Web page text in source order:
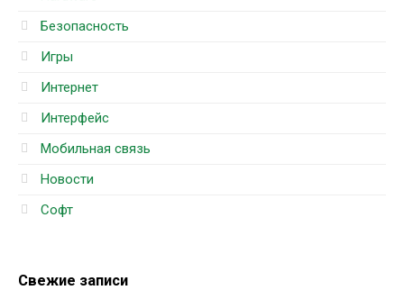
Безопасность
Игры
Интернет
Интерфейс
Мобильная связь
Новости
Софт
Свежие записи